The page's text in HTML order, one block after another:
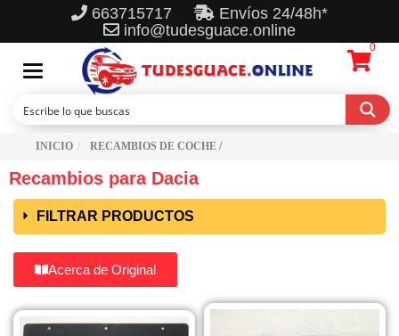
663715717
Envíos 24/48h*
info@tudesguace.online
Toggle
navigation
0
INICIO RECAMBIOS DE COCHE /
Recambios para Dacia
FILTRAR PRODUCTOS
Acerca de Original